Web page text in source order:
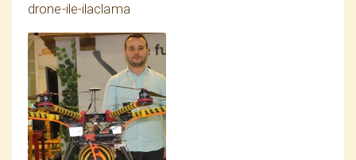
drone-ile-ilaclama